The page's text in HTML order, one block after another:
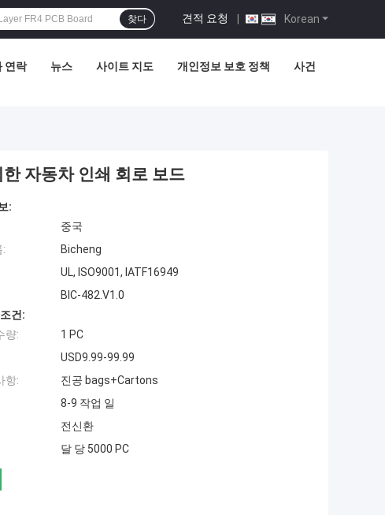
Korean
견적 요청 |
찾다
연락 뉴스 사이트 지도 개인정보 보호 정책 사건
한 자동차 인쇄 회로 보드
:
중국
:
Bicheng
UL, ISO9001, IATF16949
BIC-482.V1.0
건:
량:
1 PC
USD9.99-99.99
항:
진공 bags+Cartons
8-9 작업 일
전신환
달 당 5000 PC